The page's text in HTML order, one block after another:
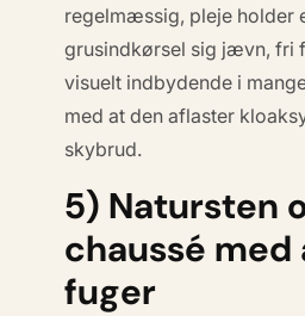
regelmæssig, pleje holder
grusindkørsel sig jævn, fri
visuelt indbydende i
med at den aflaster
skybrud.
5) Natursten
chaussé med
fuger